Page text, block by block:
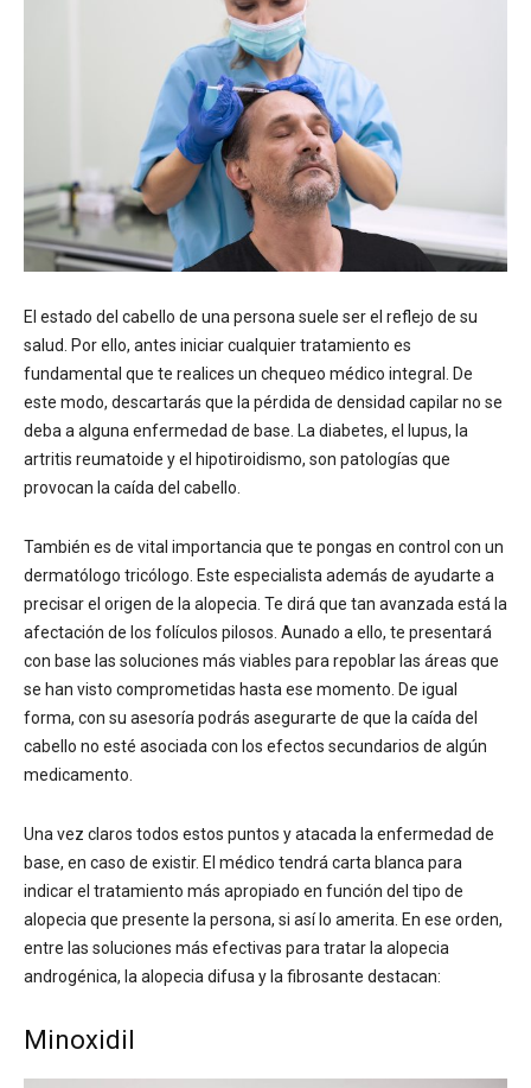
El estado del cabello de una persona suele ser el reflejo de su
salud. Por ello, antes iniciar cualquier tratamiento es
fundamental que te realices un chequeo médico integral. De
este modo, descartarás que la pérdida de densidad capilar no se
deba a alguna enfermedad de base. La diabetes, el lupus, la
artritis reumatoide y el hipotiroidismo, son patologías que
provocan la caída del cabello.
También es de vital importancia que te pongas en control con un
dermatólogo tricólogo. Este especialista además de ayudarte a
precisar el origen de la alopecia. Te dirá que tan avanzada está la
afectación de los folículos pilosos. Aunado a ello, te presentará
con base las soluciones más viables para repoblar las áreas que
se han visto comprometidas hasta ese momento. De igual
forma, con su asesoría podrás asegurarte de que la caída del
cabello no esté asociada con los efectos secundarios de algún
medicamento.
Una vez claros todos estos puntos y atacada la enfermedad de
base, en caso de existir. El médico tendrá carta blanca para
indicar el tratamiento más apropiado en función del tipo de
alopecia que presente la persona, si así lo amerita. En ese orden,
entre las soluciones más efectivas para tratar la alopecia
androgénica, la alopecia difusa y la fibrosante destacan:
Minoxidil